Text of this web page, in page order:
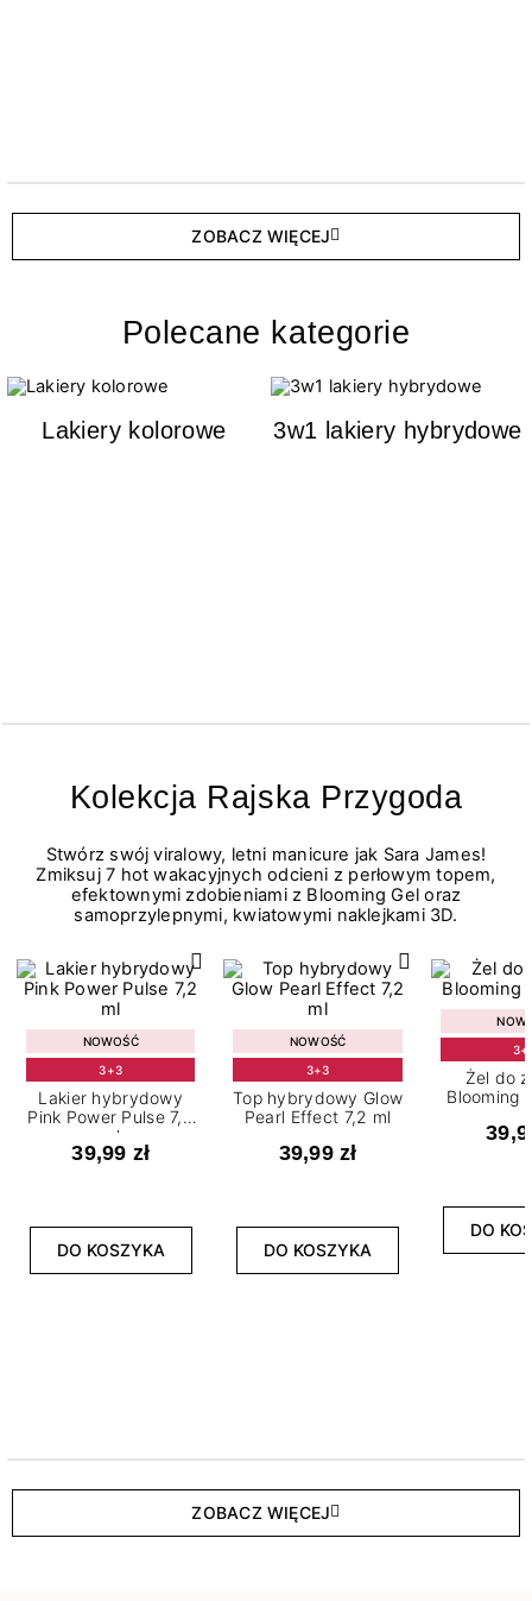
ZOBACZ WIĘCEJ
Polecane kategorie
Lakiery kolorowe 3w1 lakiery hybrydowe
Kolekcja Rajska Przygoda
Stwórz swój viralowy, letni manicure jak Sara James!
Zmiksuj 7 hot wakacyjnych odcieni z perłowym topem,
efektownymi zdobieniami z Blooming Gel oraz
samoprzylepnymi, kwiatowymi naklejkami 3D.
NOWOŚĆ
3+3
Lakier hybrydowy
Pink Power Pulse 7,2
ml
39,99 zł
DO KOSZYKA
NOWOŚĆ
3+3
Top hybrydowy Glow
Pearl Effect 7,2 ml
39,99 zł
DO KOSZYKA
Żel do
Blooming
DO
ZOBACZ WIĘCEJ